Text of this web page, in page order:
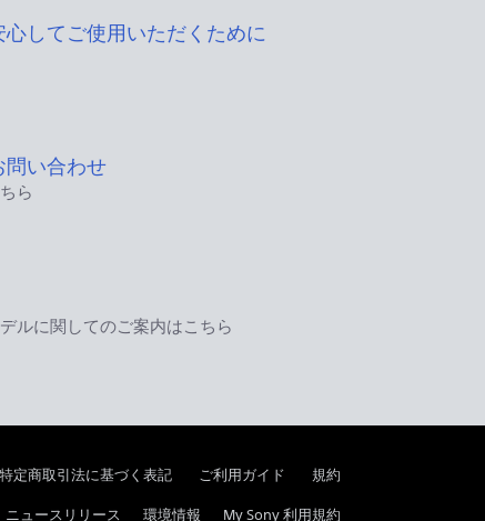
してご使用いただくために
問い合わせ
ら
ルに関してのご案内はこちら
特定商取引法に基づく表記 ご利用ガイド 規約
ニュースリリース 環境情報 My Sony 利用規約